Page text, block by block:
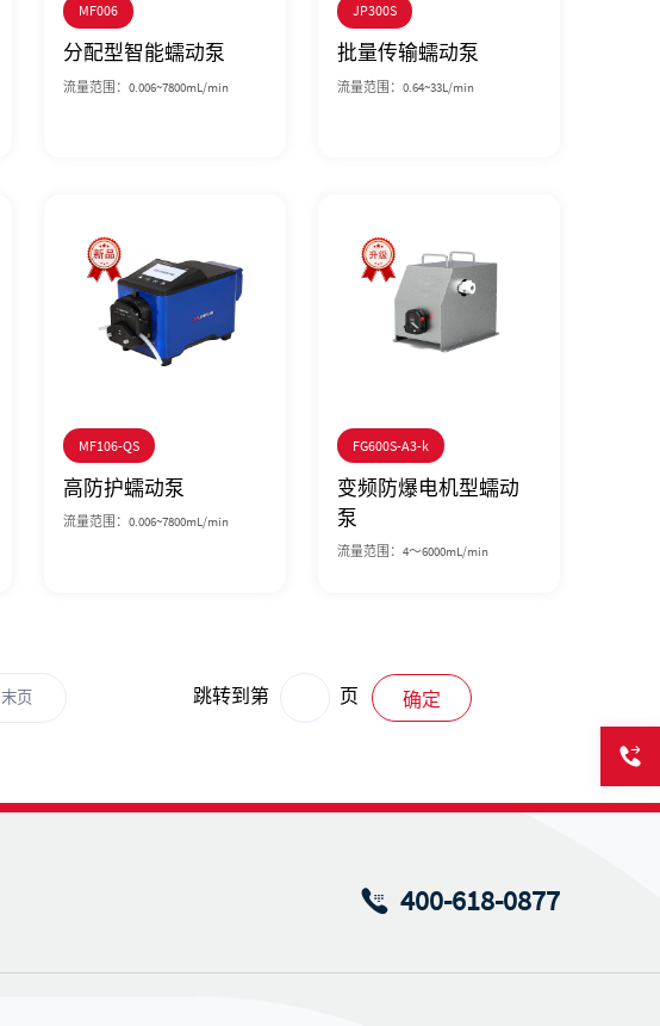
MF006
分配型智能蠕动泵
流量范围：0.006~7800mL/min
JP300S
批量传输蠕动泵
流量范围：0.64~33L/min
MF106-QS
高防护蠕动泵
流量范围：0.006~7800mL/min
FG600S-A3-k
变频防爆电机型蠕动
泵
流量范围：4～6000mL/min
末页 跳转到第 页 确定
400-618-0877